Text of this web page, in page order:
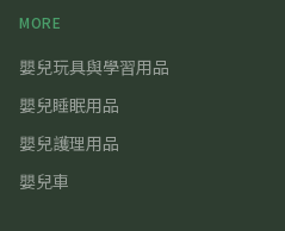
MORE
嬰兒玩具與學習用品
嬰兒睡眠用品
嬰兒護理用品
嬰兒車